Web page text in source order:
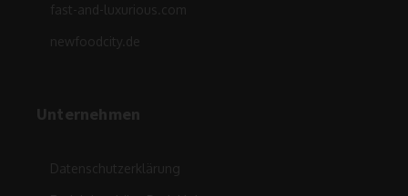
fast-and-luxurious.com
newfoodcity.de
Unternehmen
Datenschutzerklärung